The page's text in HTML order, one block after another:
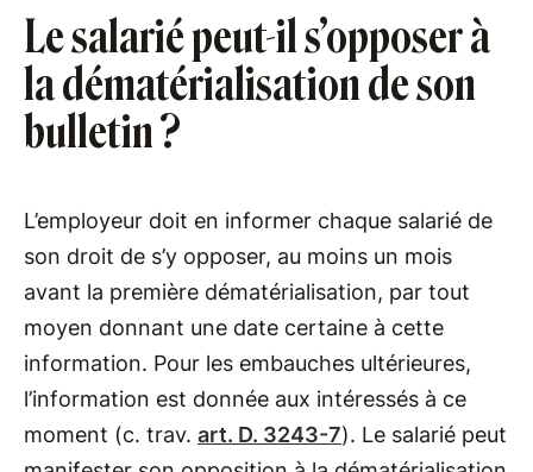
Le salarié peut-il s’opposer à
la dématérialisation de son
bulletin ?
L’employeur doit en informer chaque salarié de
son droit de s’y opposer, au moins un mois
avant la première dématérialisation, par tout
moyen donnant une date certaine à cette
information. Pour les embauches ultérieures,
l’information est donnée aux intéressés à ce
moment (c. trav. art. D. 3243-7). Le salarié peut